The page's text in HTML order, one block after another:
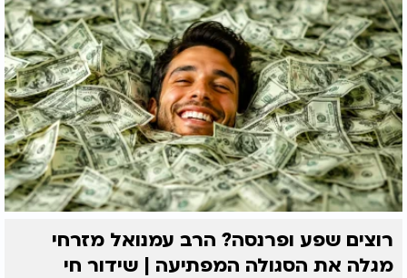
רוצים שפע ופרנסה? הרב עמנואל מזרחי
מגלה את הסגולה המפתיעה | שידור חי